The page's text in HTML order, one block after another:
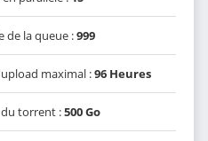
de la queue :999
maximal :96 Heures
torrent :500 Go